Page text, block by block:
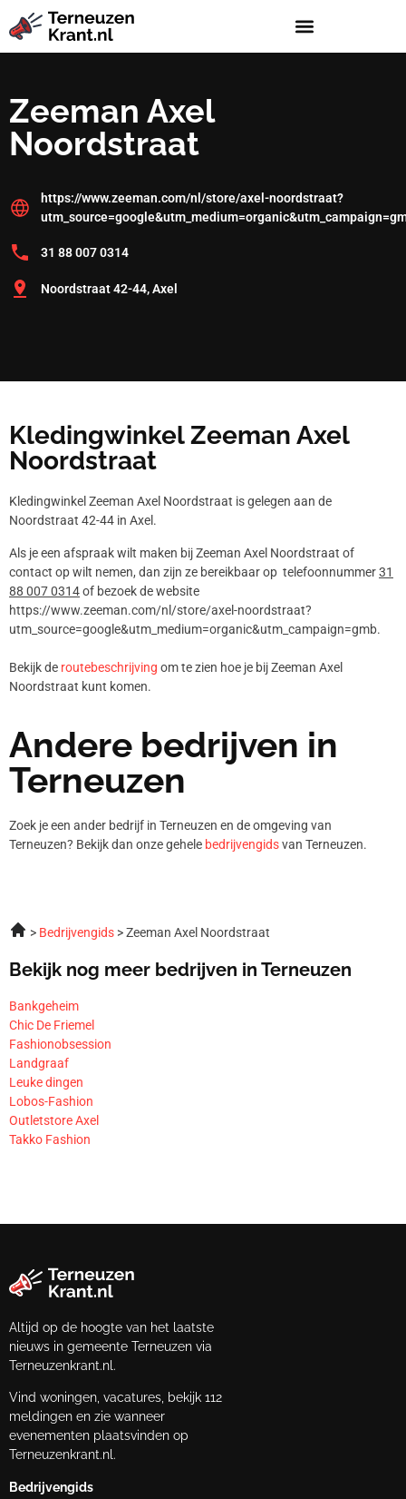
Zeeman Axel
Noordstraat
https://www.zeeman.com/nl/store/axel-noordstraat?
31 88 007 0314
Noordstraat 42-44, Axel
Kledingwinkel Zeeman Axel
Noordstraat
Kledingwinkel Zeeman Axel Noordstraat is gelegen aan de
Noordstraat 42-44 in Axel.
Als je een afspraak wilt maken bij Zeeman Axel Noordstraat of
contact op wilt nemen, dan zijn ze bereikbaar op telefoonnummer31
88 007 0314of bezoek de website
https://www.zeeman.com/nl/store/axel-noordstraat?
utm_source=google&utm_medium=organic&utm_campaign=gmb.
Bekijk de routebeschrijving om te zien hoe je bij Zeeman Axel
Noordstraat kunt komen.
Andere bedrijven in
Terneuzen
Zoek je een ander bedrijf in Terneuzen en de omgeving van
Terneuzen? Bekijk dan onze gehele bedrijvengidsvan Terneuzen.
Bedrijvengids Zeeman Axel Noordstraat
Bekijk nog meer bedrijven in Terneuzen
Bankgeheim
Chic De Friemel
Fashionobsession
Landgraaf
Leuke dingen
Lobos-Fashion
Outletstore Axel
Takko Fashion
Altijd op de hoogte van het laatste
nieuws in gemeente Terneuzen via
Terneuzenkrant.nl.
Vind woningen, vacatures, bekijk 112
meldingen en zie wanneer
evenementen plaatsvinden op
Terneuzenkrant.nl.
Bedrijvengids